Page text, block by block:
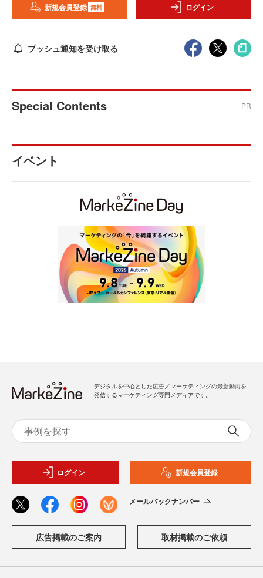
新規会員登録 無料 ログイン
プッシュ通知を受け取る
Special Contents PR
イベント
デジタルを中心とした広告／マーケティングの最新動向を
発信するマーケティング専門メディアです。
ログイン 新規会員登録
メールバックナンバー
広告掲載のご案内 取材掲載のご依頼